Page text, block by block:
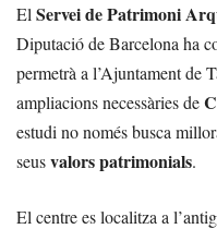
El Servei de Patrimoni
Diputació de Barcelona ha
permetrà a l’Ajuntament de
ampliacions necessàries de
estudi no només busca
seusvalors patrimonials.
El centre es localitza a